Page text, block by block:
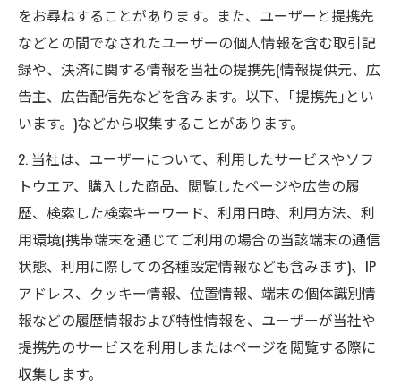
をお尋ねすることがあります。また、ユーザーと提携先
などとの間でなされたユーザーの個人情報を含む取引記
録や、決済に関する情報を当社の提携先(情報提供元、広
告主、広告配信先などを含みます。以下、｢提携先｣とい
います。)などから収集することがあります。
2. 当社は、ユーザーについて、利用したサービスやソフ
トウエア、購入した商品、閲覧したページや広告の履
歴、検索した検索キーワード、利用日時、利用方法、利
用環境(携帯端末を通じてご利用の場合の当該端末の通信
状態、利用に際しての各種設定情報なども含みます)、IP
アドレス、クッキー情報、位置情報、端末の個体識別情
報などの履歴情報および特性情報を、ユーザーが当社や
提携先のサービスを利用しまたはページを閲覧する際に
収集します。